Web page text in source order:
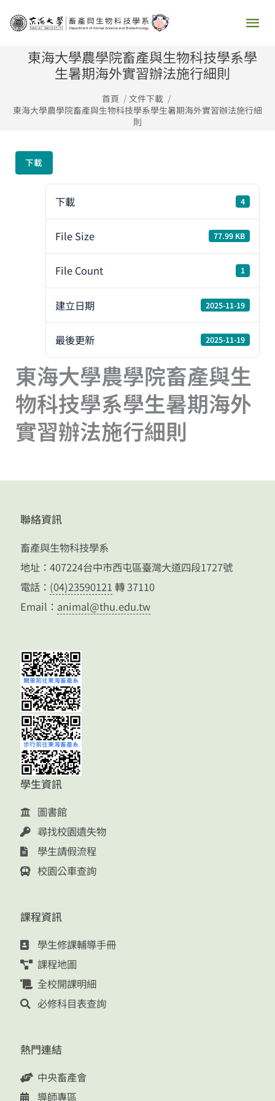
主
要
單
東海大學農學院畜產與生物科技學系學
生暑期海外實習辦法施行細則
首頁
文件下載
東海大學農學院畜產與生物科技學系學生暑期海外實習辦法施行細
則
下載
下載 4
File Size 77.99 KB
File Count 1
建立日期 2025-11-19
最後更新 2025-11-19
東海大學農學院畜產與生
物科技學系學生暑期海外
實習辦法施行細則
聯絡資訊
畜產與生物科技學系
地址：407224台中市西屯區臺灣大道四段1727號
電話： (04)23590121 轉 37110
Email： animal@thu.edu.tw
學生資訊
圖書館
尋找校園遺失物
學生請假流程
校園公車查詢
課程資訊
學生修課輔導手冊
課程地圖
全校開課明細
必修科目表查詢
熱門連結
中央畜產會
導師專區